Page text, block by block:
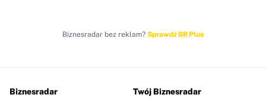
Biznesradar bez reklam? Sprawdź BR Plus
Biznesradar Twój Biznesradar